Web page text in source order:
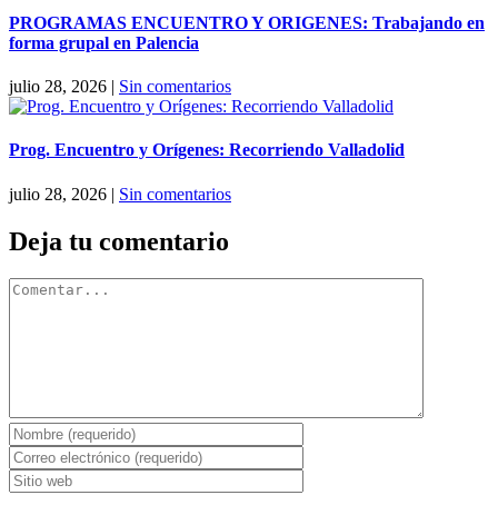
PROGRAMAS ENCUENTRO Y ORIGENES: Trabajando en
forma grupal en Palencia
julio 28, 2026 | Sin comentarios
Prog. Encuentro y Orígenes: Recorriendo Valladolid
julio 28, 2026 | Sin comentarios
Deja tu comentario
Comentar